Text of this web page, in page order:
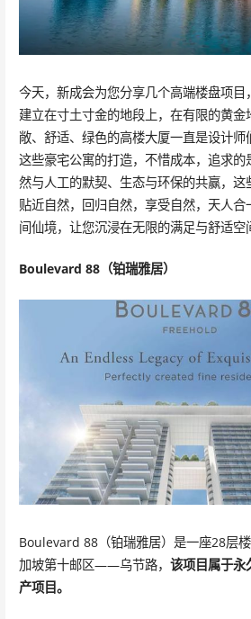
今天，新成会为您分享几个高端楼盘项
建立在寸土寸金的地段上，在有限的黄
敞、舒适、绿色的高楼大厦一直是设计
这些豪宅公寓的打造，不惜成本，追求
然与人工的默契、生态与环保的共赢，这
贴近自然，回归自然，享受自然，天人合
间仙境，让您沉浸在无限的满足与舒适空
Boulevard 88（铂瑞雅居）
Boulevard 88（铂瑞雅居）是一座28层
加坡第十邮区——乌节路， 该项目属于永
产项目。